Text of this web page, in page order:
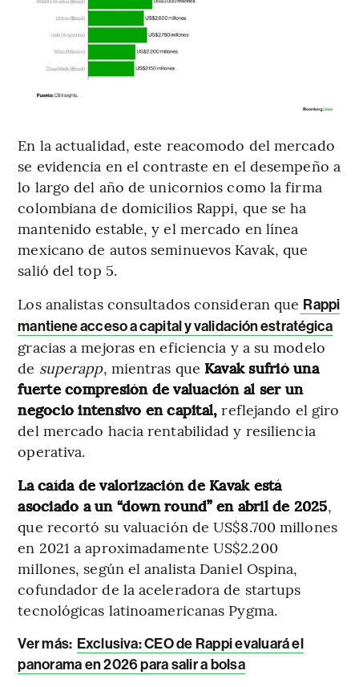
En la actualidad, este reacomodo del mercado
se evidencia en el contraste en el desempeño a
lo largo del año de unicornios como la firma
colombiana de domicilios Rappi, que se ha
mantenido estable, y el mercado en línea
mexicano de autos seminuevos Kavak, que
salió del top 5.
Los analistas consultados consideran que Rappi
mantiene acceso a capital y validación estratégica
gracias a mejoras en eficiencia y a su modelo
de superapp, mientras que Kavak sufrió una
fuerte compresión de valuación al ser un
negocio intensivo en capital, reflejando el giro
del mercado hacia rentabilidad y resiliencia
operativa.
La caída de valorización de Kavak está
asociado a un “down round” en abril de 2025,
que recortó su valuación de US$8.700 millones
en 2021 a aproximadamente US$2.200
millones, según el analista Daniel Ospina,
cofundador de la aceleradora de startups
tecnológicas latinoamericanas Pygma.
Ver más: Exclusiva: CEO de Rappi evaluará el
panorama en 2026 para salir a bolsa